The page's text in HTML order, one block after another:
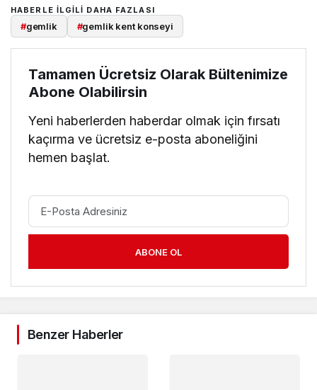
HABERLE ILGILI DAHA FAZLASI
#gemlik #gemlik kent konseyi
Tamamen Ücretsiz Olarak Bültenimize
Abone Olabilirsin
Yeni haberlerden haberdar olmak için fırsatı
kaçırma ve ücretsiz e-posta aboneliğini
hemen başlat.
ABONE OL
Benzer Haberler